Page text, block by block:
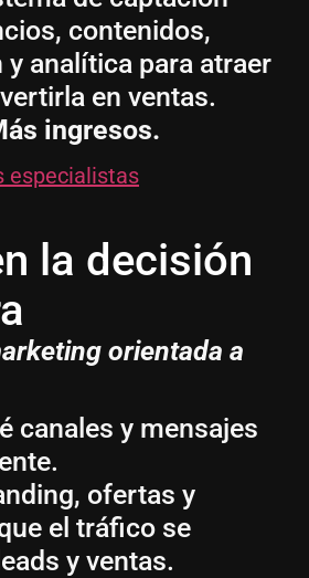
contenidos,
analítica para atraer
en ventas.
ingresos.
especialistas
la decisión
orientada a
canales y mensajes
ofertas y
el tráfico se
y ventas.